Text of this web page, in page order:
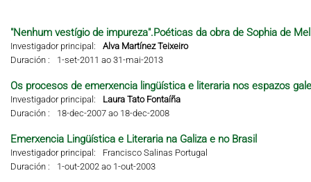
"Nenhum vestígio de impureza".Poéticas da obra de Sophia de
Investigador principal:
Alva Martínez Teixeiro
Duración :
1-set-2011 ao 31-mai-2013
Os procesos de emerxencia lingüística e literaria nos espazos
Investigador principal:
Laura Tato Fontaíña
Duración :
18-dec-2007 ao 18-dec-2008
Emerxencia Lingüística e Literaria na Galiza e no Brasil
Investigador principal:
Francisco Salinas Portugal
Duración :
1-out-2002 ao 1-out-2003